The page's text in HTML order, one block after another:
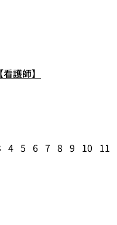
護師】
4 5 6 7 8 9 10 11